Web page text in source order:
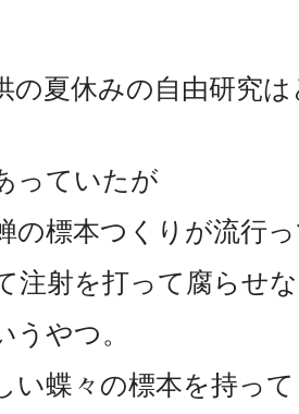
の夏休みの自由研究
っていたが
の標本つくりが流行
注射を打って腐らせ
うやつ。
い蝶々の標本を持っ